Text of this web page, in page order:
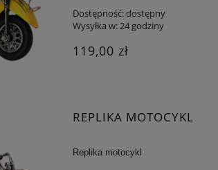
Dostępność:dostępny
Wysyłka w:24 godziny
119,00 zł
REPLIKA MOTOCYKL
Replika motocykl